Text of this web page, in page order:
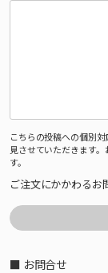
こちらの投稿への個別
見させていただきます
す。
ご注文にかかわるお
■ お問合せ